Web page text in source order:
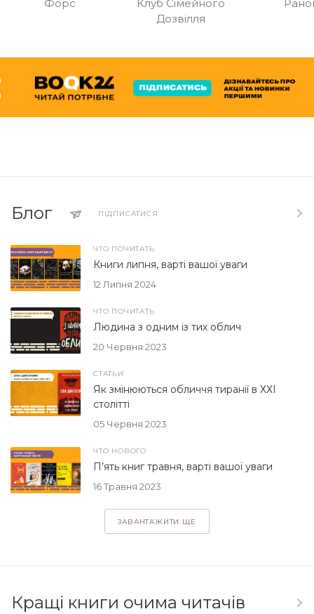
Форс
Клуб Сімейного
Дозвілля
Блог ПІДПИСАТИСЯ
ЧТО ПОЧИТАТЬ
12 Липня 2024
Книги липня, варті вашої уваги
ЧТО ПОЧИТАТЬ
20 Червня 2023
Людина з одним із тих облич
СТАТЬИ
05 Червня 2023
Як змінюються обличчя тиранії в ХХІ
столітті
ЧТО НОВОГО
16 Травня 2023
П’ять книг травня, варті вашої уваги
ЗАВАНТАЖИТИ ЩЕ
Кращі книги очима читачів